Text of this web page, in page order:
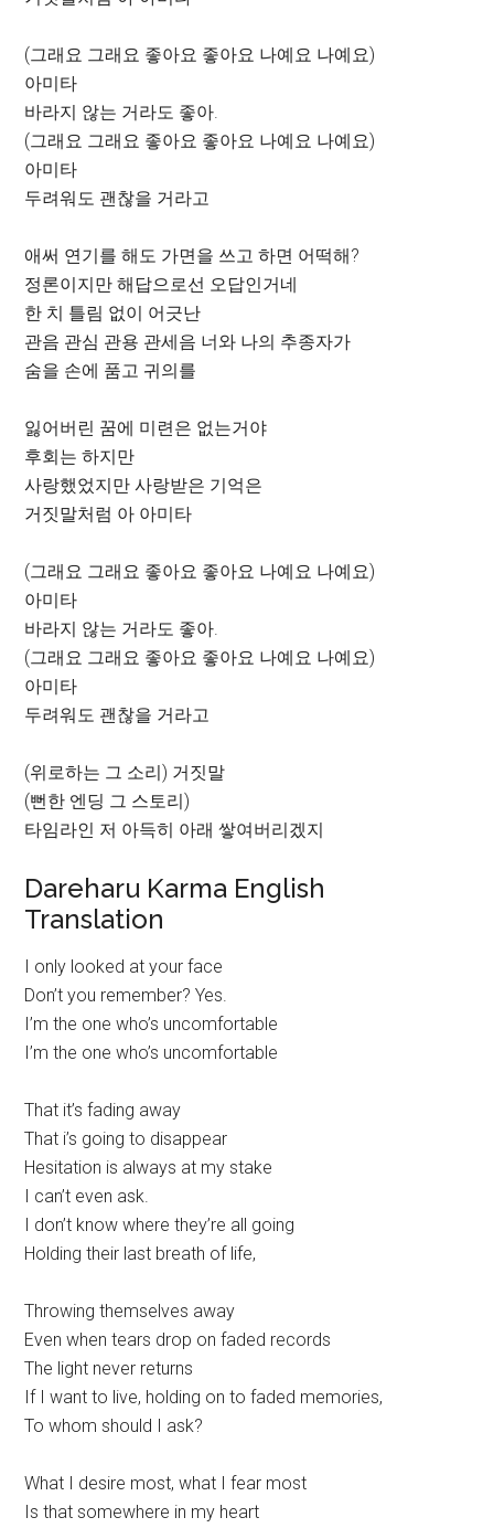
(그래요 그래요 좋아요 좋아요 나예요 나예요)
아미타
바라지 않는 거라도 좋아.
(그래요 그래요 좋아요 좋아요 나예요 나예요)
아미타
두려워도 괜찮을 거라고
애써 연기를 해도 가면을 쓰고 하면 어떡해?
정론이지만 해답으로선 오답인거네
한 치 틀림 없이 어긋난
관음 관심 관용 관세음 너와 나의 추종자가
숨을 손에 품고 귀의를
잃어버린 꿈에 미련은 없는거야
후회는 하지만
사랑했었지만 사랑받은 기억은
거짓말처럼 아 아미타
(그래요 그래요 좋아요 좋아요 나예요 나예요)
아미타
바라지 않는 거라도 좋아.
(그래요 그래요 좋아요 좋아요 나예요 나예요)
아미타
두려워도 괜찮을 거라고
(위로하는 그 소리) 거짓말
(뻔한 엔딩 그 스토리)
타임라인 저 아득히 아래 쌓여버리겠지
Dareharu Karma English
Translation
I only looked at your face
Don’t you remember? Yes.
I’m the one who’s uncomfortable
I’m the one who’s uncomfortable
That it’s fading away
That i’s going to disappear
Hesitation is always at my stake
I can’t even ask.
I don’t know where they’re all going
Holding their last breath of life,
Throwing themselves away
Even when tears drop on faded records
The light never returns
If I want to live, holding on to faded memories,
To whom should I ask?
What I desire most, what I fear most
Is that somewhere in my heart